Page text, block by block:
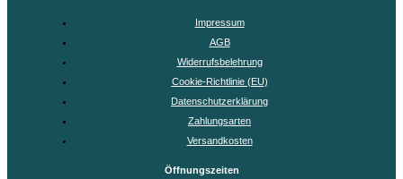
Impressum
AGB
Widerrufsbelehrung
Cookie-Richtlinie (EU)
Datenschutzerklärung
Zahlungsarten
Versandkosten
Öffnungszeiten